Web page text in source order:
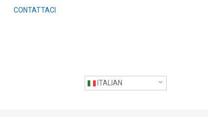
CONTATTACI
ITALIAN